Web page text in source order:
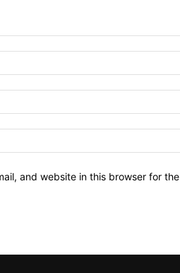
and website in this browser for